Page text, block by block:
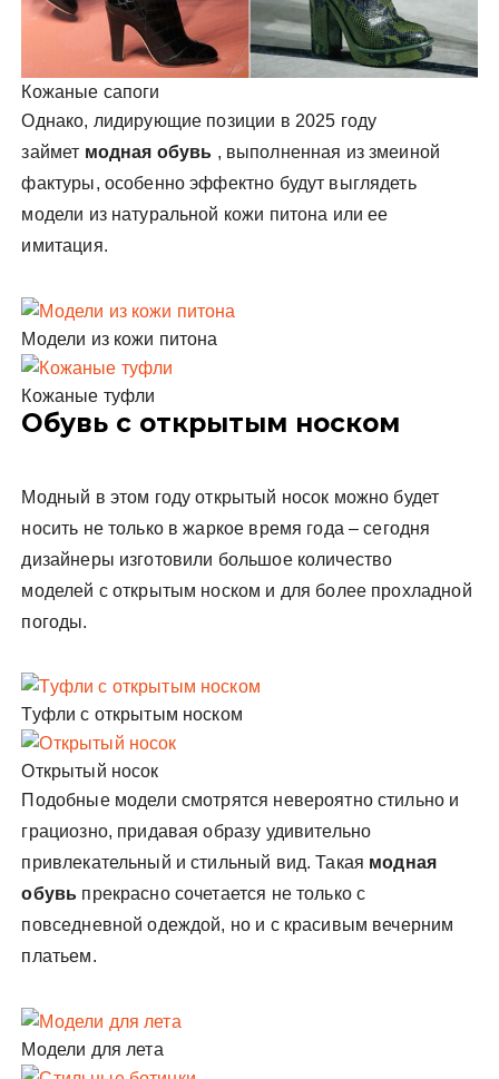
Кожаные сапоги
Однако, лидирующие позиции в 2025 году
займет модная обувь , выполненная из змеиной
фактуры, особенно эффектно будут выглядеть
модели из натуральной кожи питона или ее
имитация.
Модели из кожи питона
Кожаные туфли
Обувь с открытым носком
Модный в этом году открытый носок можно будет
носить не только в жаркое время года – сегодня
дизайнеры изготовили большое количество
моделей с открытым носком и для более прохладной
погоды.
Туфли с открытым носком
Открытый носок
Подобные модели смотрятся невероятно стильно и
грациозно, придавая образу удивительно
привлекательный и стильный вид. Такая модная
обувь прекрасно сочетается не только с
повседневной одеждой, но и с красивым вечерним
платьем.
Модели для лета